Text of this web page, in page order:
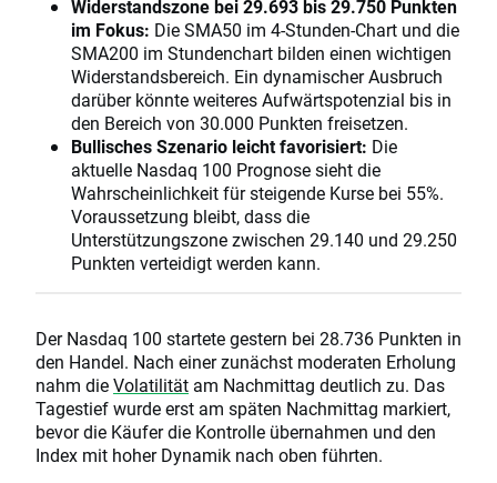
Widerstandszone bei 29.693 bis 29.750 Punkten
im Fokus: Die SMA50 im 4-Stunden-Chart und die
SMA200 im Stundenchart bilden einen wichtigen
Widerstandsbereich. Ein dynamischer Ausbruch
darüber könnte weiteres Aufwärtspotenzial bis in
den Bereich von 30.000 Punkten freisetzen.
Bullisches Szenario leicht favorisiert: Die
aktuelle Nasdaq 100 Prognose sieht die
Wahrscheinlichkeit für steigende Kurse bei 55%.
Voraussetzung bleibt, dass die
Unterstützungszone zwischen 29.140 und 29.250
Punkten verteidigt werden kann.
Der Nasdaq 100 startete gestern bei 28.736 Punkten in
den Handel. Nach einer zunächst moderaten Erholung
nahm dieVolatilität am Nachmittag deutlich zu. Das
Tagestief wurde erst am späten Nachmittag markiert,
bevor die Käufer die Kontrolle übernahmen und den
Index mit hoher Dynamik nach oben führten.